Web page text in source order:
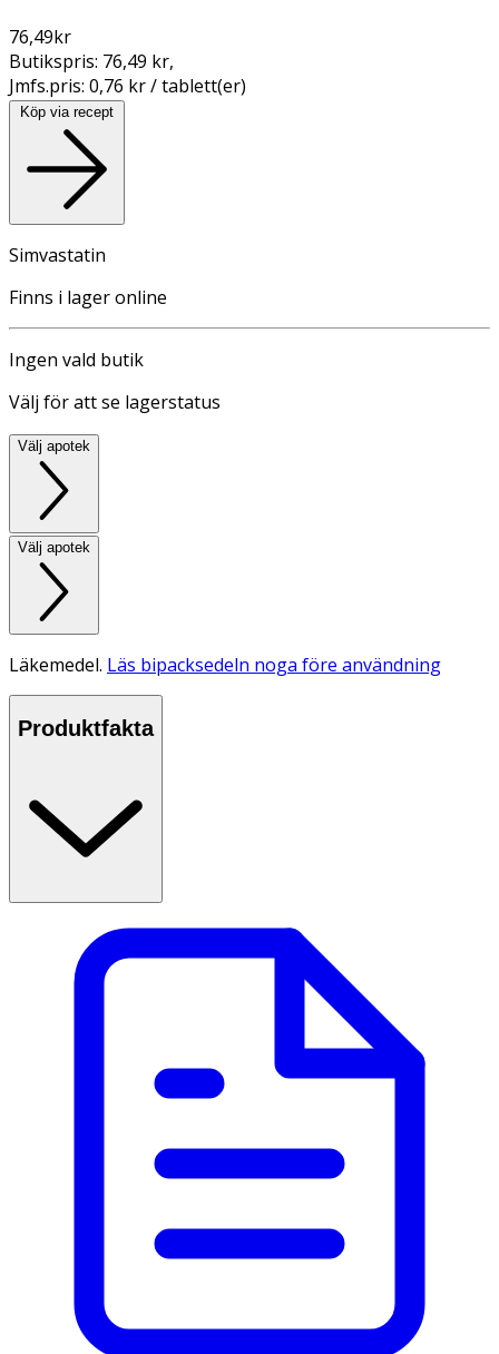
76,49kr
Butikspris: 76,49 kr,
Jmfs.pris: 0,76 kr / tablett(er)
Köp via recept
Simvastatin
Finns i lager online
Ingen vald butik
Välj för att se lagerstatus
Välj apotek
Välj apotek
Läkemedel. Läs bipacksedeln noga före användning
Produktfakta